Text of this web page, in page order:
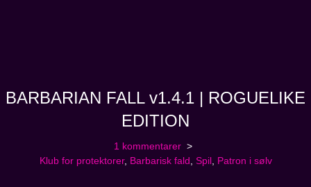
BARBARIAN FALL v1.4.1 | ROGUELIKE
EDITION
1 kommentarer
Klub for protektorer, Barbarisk fald , Spil , Patron i sølv